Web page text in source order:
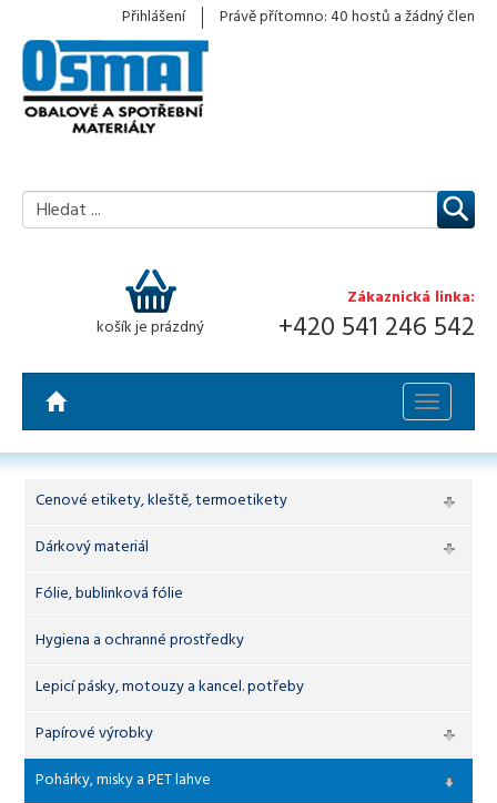
Právě přítomno: 40 hostů a žádný člen
Přihlášení
Zákaznická linka:
+420 541 246 542
košík je prázdný
Toggle
Cenové etikety, kleště, termoetikety
Dárkový materiál
Fólie, bublinková fólie
Hygiena a ochranné prostředky
Lepicí pásky, motouzy a kancel. potřeby
Papírové výrobky
Pohárky, misky a PET lahve